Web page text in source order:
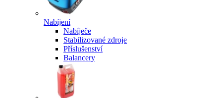
Nabíjení
Nabíječe
Stabilizované zdroje
Příslušenství
Balancery